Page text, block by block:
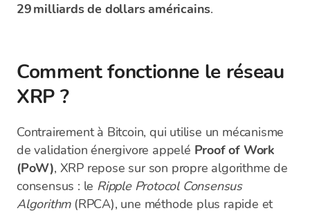
29 milliards de dollars américains.
Comment fonctionne le réseau
XRP ?
Contrairement à Bitcoin, qui utilise un mécanisme
de validation énergivore appelé Proof of Work
(PoW), XRP repose sur son propre algorithme de
consensus : le Ripple Protocol Consensus
Algorithm(RPCA), une méthode plus rapide et